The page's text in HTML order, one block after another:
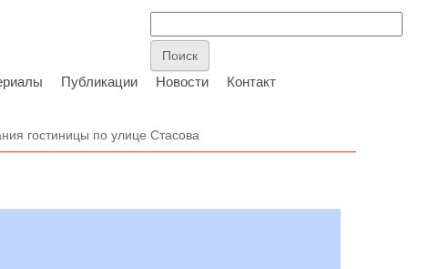
Публикации Новости Контакт
гостиницы по улице Стасова